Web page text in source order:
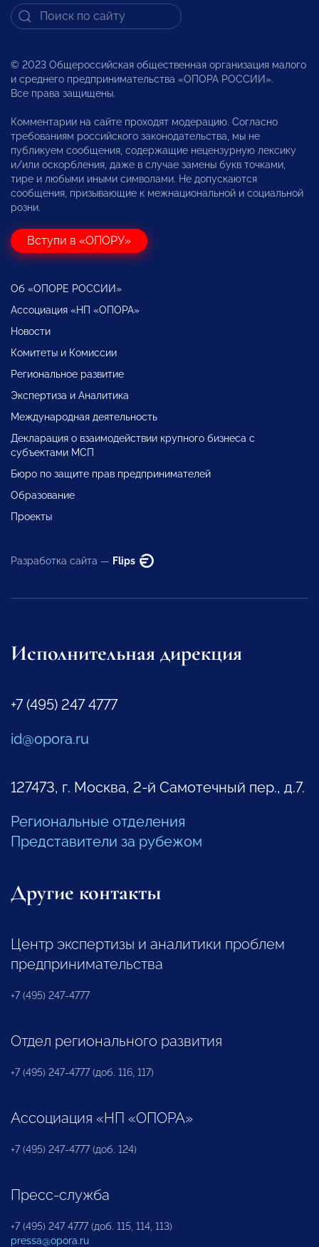
© 2023 Общероссийская общественная организация малого
и среднего предпринимательства «ОПОРА РОССИИ».
Все права защищены.
Комментарии на сайте проходят модерацию. Согласно
требованиям российского законодательства, мы не
публикуем сообщения, содержащие нецензурную лексику
и/или оскорбления, даже в случае замены букв точками,
тире и любыми иными символами. Не допускаются
сообщения, призывающие к межнациональной и социальной
розни.
Вступи в «ОПОРУ»
Об «ОПОРЕ РОССИИ»
Ассоциация «НП «ОПОРА»
Новости
Комитеты и Комиссии
Региональное развитие
Экспертиза и Аналитика
Международная деятельность
Декларация о взаимодействии крупного бизнеса с
субъектами МСП
Бюро по защите прав предпринимателей
Образование
Проекты
Разработка сайта — Flips
Исполнительная дирекция
+7 (495) 247 4777
id@opora.ru
127473, г. Москва, 2-й Самотечный пер., д.7.
Региональные отделения
Представители за рубежом
Другие контакты
Центр экспертизы и аналитики проблем
предпринимательства
+7 (495) 247-4777
Отдел регионального развития
+7 (495) 247-4777 (доб. 116, 117)
Ассоциация «НП «ОПОРА»
+7 (495) 247-4777 (доб. 124)
Пресс-служба
+7 (495) 247 4777 (доб. 115, 114, 113)
pressa@opora.ru